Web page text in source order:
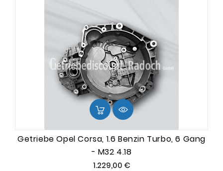
Getriebe Opel Corsa, 1.6 Benzin Turbo, 6 Gang
- M32 4.18
1.229,00 €Preis